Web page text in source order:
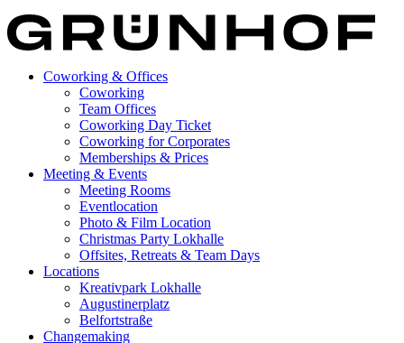
Coworking & Offices
Coworking
Team Offices
Coworking Day Ticket
Coworking for Corporates
Memberships & Prices
Meeting & Events
Meeting Rooms
Eventlocation
Photo & Film Location
Christmas Party Lokhalle
Offsites, Retreats & Team Days
Locations
Kreativpark Lokhalle
Augustinerplatz
Belfortstraße
Changemaking